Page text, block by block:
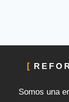
Somos una